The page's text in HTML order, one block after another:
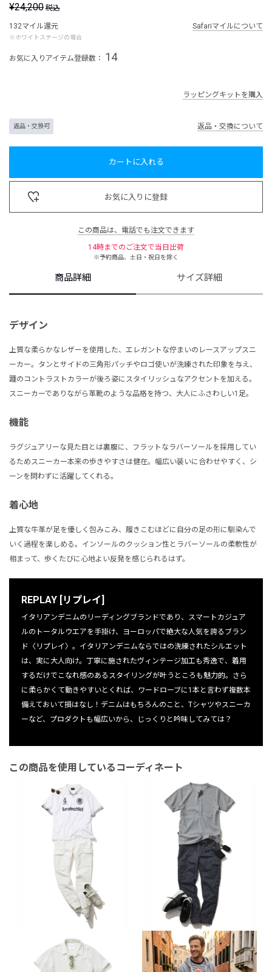
¥24,200 税込
132マイル還元
※ホワイトステージの場合
Safariマイルについて
お気に入りアイテム登録数： 14
ラッピングキットを購入
返品・交換可 返品・交換について
カートに入れる
お気に入りに登録
この商品は、電話でも注文できます
14時までのご注文で当日出荷
※予約商品、土日・祝日を除く
商品詳細 サイズ詳細
デザイン
上質な柔らかなレザーを使用した、エレガントな佇まいのレースアップスニ
ーカー。タンとサイドの三角形パッチやロゴ使いが洗練された印象を与え、
踵のコントラストカラーが後ろ姿にスタイリッシュなアクセントを加える。
スニーカーでありながら革靴のような品格を持つ、大人にふさわしい1足。
機能
ラグジュアリーな見た目とは裏腹に、フラットなラバーソールを採用してい
るためスニーカー本来の歩きやすさは健在。幅広い装いに合わせやすく、シ
ーンを問わずに活躍してくれる。
着心地
上質な牛革が足を優しく包みこみ、履きこむほどに自分の足の形に馴染んで
いく過程を楽しめる。インソールのクッション性とラバーソールの柔軟性が
相まって、歩くたびに心地よい反発を感じられるはず。
REPLAY [リプレイ]
イタリアンデニムのリーディングブランドであり、スマートカジュア
ルのトータルウエアを手掛け、ヨーロッパで絶大な人気を誇るブラン
ド〈リプレイ〉。イタリアンデニムならではの洗練されたシルエット
は、実に大人向け。丁寧に施されたヴィンテージ加工も秀逸で、着用
するだけでこなれ感のあるスタイリングが叶うところも魅力的。さら
に柔らかくて動きやすいとくれば、ワードローブに1本と言わず複数本
備えておいて損はなし！デニムはもちろんのこと、Tシャツやスニーカ
ーなど、プロダクトも幅広いから、じっくりと吟味してみては？
この商品を使用しているコーディネート